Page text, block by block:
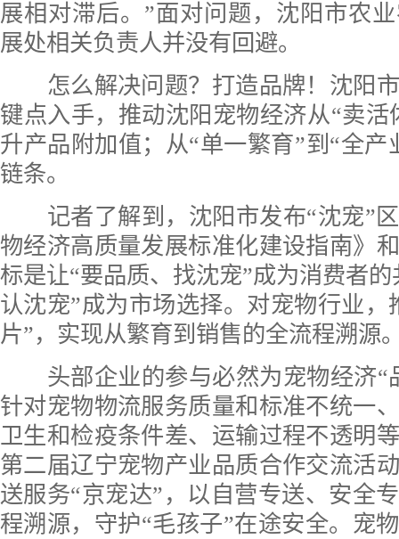
展相对滞后。”面对问题，沈阳市农
展处相关负责人并没有回避。
怎么解决问题？打造品牌！沈阳市
键点入手，推动沈阳宠物经济从“卖活
升产品附加值；从“单一繁育”到“全产
链条。
记者了解到，沈阳市发布“沈宠”区
物经济高质量发展标准化建设指南》
标是让“要品质、找沈宠”成为消费者
认沈宠”成为市场选择。对宠物行业，
片”，实现从繁育到销售的全流程溯源
头部企业的参与必然为宠物经济“
针对宠物物流服务质量和标准不统一
卫生和检疫条件差、运输过程不透明
第二届辽宁宠物产业品质合作交流活
送服务“京宠达”，以自营专送、安全
程溯源，守护“毛孩子”在途安全。宠